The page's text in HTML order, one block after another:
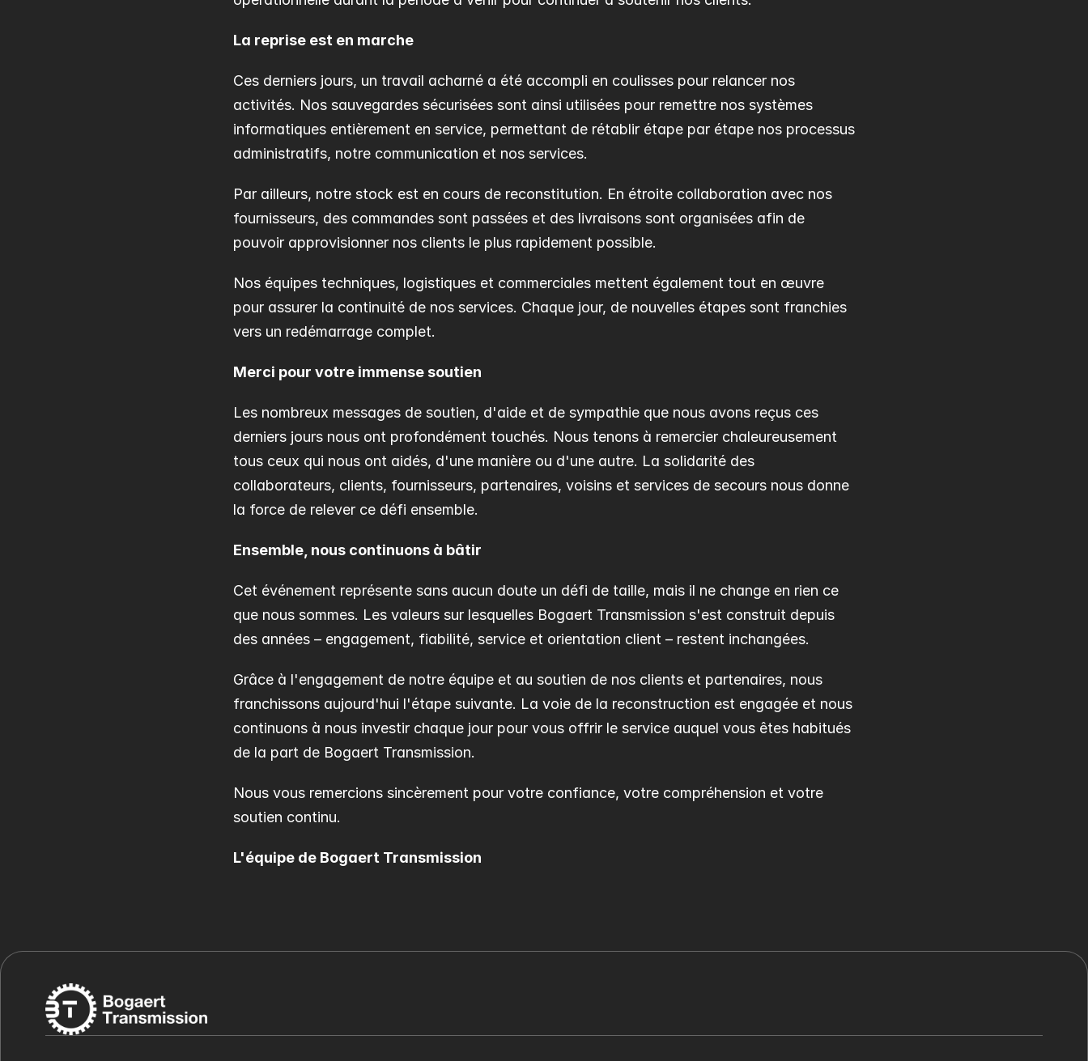
La reprise est en marche
Ces derniers jours, un travail acharné a été accompli en coulisses pour relancer nos
activités. Nos sauvegardes sécurisées sont ainsi utilisées pour remettre nos systèmes
informatiques entièrement en service, permettant de rétablir étape par étape nos processus
administratifs, notre communication et nos services.
Par ailleurs, notre stock est en cours de reconstitution. En étroite collaboration avec nos
fournisseurs, des commandes sont passées et des livraisons sont organisées afin de
pouvoir approvisionner nos clients le plus rapidement possible.
Nos équipes techniques, logistiques et commerciales mettent également tout en œuvre
pour assurer la continuité de nos services. Chaque jour, de nouvelles étapes sont franchies
vers un redémarrage complet.
Merci pour votre immense soutien
Les nombreux messages de soutien, d'aide et de sympathie que nous avons reçus ces
derniers jours nous ont profondément touchés. Nous tenons à remercier chaleureusement
tous ceux qui nous ont aidés, d'une manière ou d'une autre. La solidarité des
collaborateurs, clients, fournisseurs, partenaires, voisins et services de secours nous donne
la force de relever ce défi ensemble.
Ensemble, nous continuons à bâtir
Cet événement représente sans aucun doute un défi de taille, mais il ne change en rien ce
que nous sommes. Les valeurs sur lesquelles Bogaert Transmission s'est construit depuis
des années – engagement, fiabilité, service et orientation client – restent inchangées.
Grâce à l'engagement de notre équipe et au soutien de nos clients et partenaires, nous
franchissons aujourd'hui l'étape suivante. La voie de la reconstruction est engagée et nous
continuons à nous investir chaque jour pour vous offrir le service auquel vous êtes habitués
de la part de Bogaert Transmission.
Nous vous remercions sincèrement pour votre confiance, votre compréhension et votre
soutien continu.
L'équipe de Bogaert Transmission